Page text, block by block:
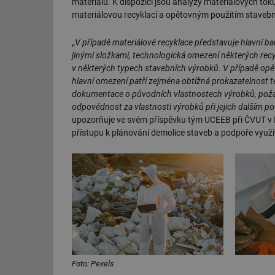
materiálovou recyklací a opětovným použitím
„V případě materiálové recyklace představuje hlavní
jinými složkami, technologická omezení některých
v některých typech stavebních výrobků. V případě
hlavní omezení patří zejména obtížná
dokumentace o původních vlastnostech výrobků,
odpovědnost za vlastnosti výrobků při jejich dalším
upozorňuje ve svém příspěvku tým UCEEB při ČVUT
přístupu k plánování demolice staveb a podpoře
Foto: Pexels
id
id
id
id
_dc_gtm_UA-
id